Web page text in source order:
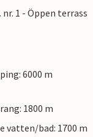
1 - Öppen terrass
6000 m
1800 m
vatten/bad: 1700 m